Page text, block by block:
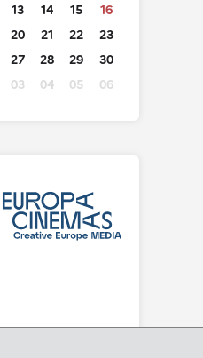
13 14 15
16
20 21 22
23
27 28 29
30
03 04 05 06